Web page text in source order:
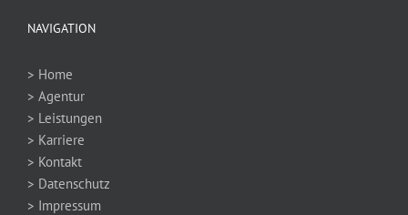
NAVIGATION
> Home
> Agentur
> Leistungen
> Karriere
> Kontakt
> Datenschutz
> Impressum